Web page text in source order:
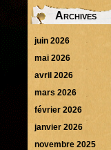
Archives
juin 2026
mai 2026
avril 2026
mars 2026
février 2026
janvier 2026
novembre 2025